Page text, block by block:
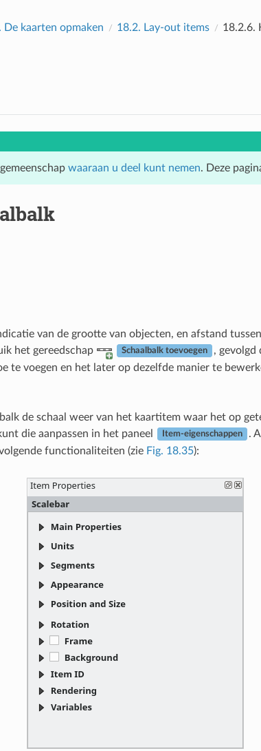
De kaarten opmaken 18.2. Lay-out items 18.2.6.
waaraan u deel kunt nemen. Deze
van de grootte van objecten, en afstand
het gereedschap
Schaalbalk toevoegen , gevolgd
te voegen en het later op dezelfde manier te
de schaal weer van het kaartitem waar het op
die aanpassen in het paneel Item-eigenschappen .
functionaliteiten (zie Fig. 18.35):